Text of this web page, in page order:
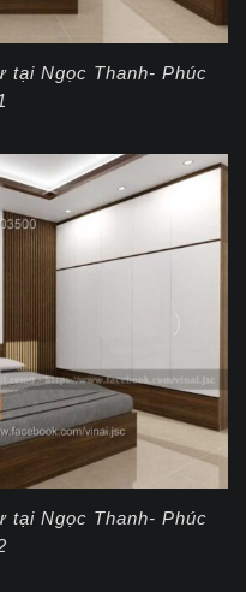
tại Ngọc Thanh- Phúc
tại Ngọc Thanh- Phúc